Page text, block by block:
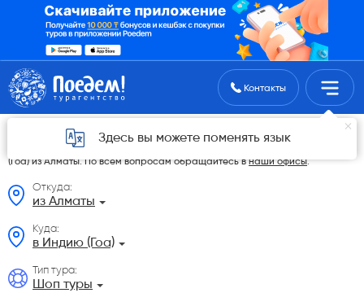
Поиск туровКонтакты
Здесь вы можете поменять язык
Шоп туры из Алматы в 2026 году
На данной странице мы разместили самые выгодные Шоп туры в Индию
(Гоа) из Алматы. По всем вопросам обращайтесь внаши офисы.
Откуда:
из Алматы
Куда:
в Индию (Гоа)
Тип тура:
Шоп туры